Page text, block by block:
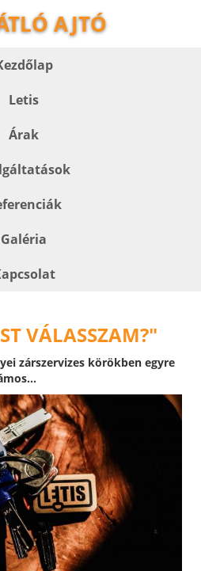
AJTÓ
Letis
Árak
Galéria
VÁLASSZAM?"
zárszervizes körökben egyre